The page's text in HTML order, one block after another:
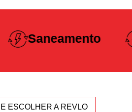
Construção
Pesada
ESCOLHER A REVLO